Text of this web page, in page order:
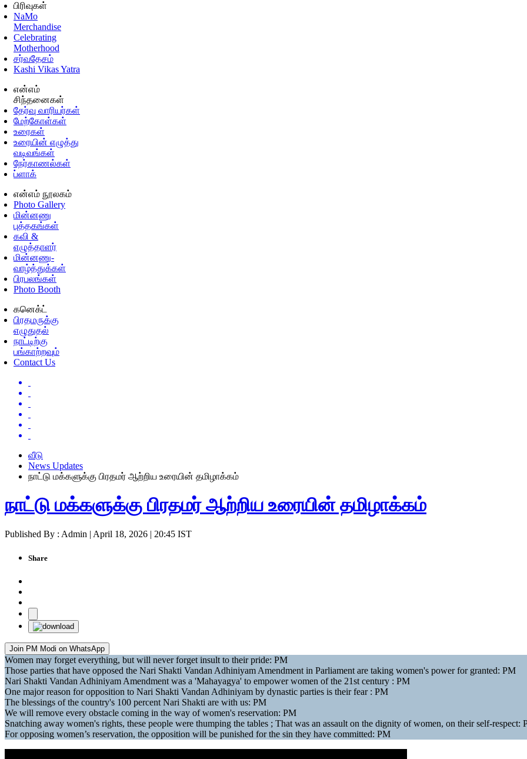
பிரிவுகள்
NaMo
Merchandise
Celebrating
Motherhood
சர்வதேசம்
Kashi Vikas Yatra
என்எம்
சிந்தனைகள்
தேர்வு வாரியர்கள்
மேற்கோள்கள்
உரைகள்
உரையின் எழுத்து
வடிவங்கள்
நேர்காணல்கள்
ப்ளாக்
என்எம் நூலகம்
Photo Gallery
மின்னணு
புத்தகங்கள்
கவி &
எழுத்தாளர்
மின்னணு-
வாழ்த்துக்கள்
பிரபலங்கள்
Photo Booth
கனெக்ட்
பிரதமருக்கு
எழுதுதல்
நாட்டிற்கு
பங்காற்றவும்
Contact Us
வீடு
News Updates
நாட்டு மக்களுக்கு பிரதமர் ஆற்றிய உரையின் தமிழாக்கம்
நாட்டு மக்களுக்கு பிரதமர் ஆற்றிய உரையின் தமிழாக்கம்
Published By : Admin | April 18, 2026 | 20:45 IST
Share
Join PM Modi on WhatsApp
Women may forget everything, but will never forget insult to their pride: PM
Those parties that have opposed the Nari Shakti Vandan Adhiniyam Amendment in Parliament are taking women's power for granted: PM
Nari Shakti Vandan Adhiniyam Amendment was a 'Mahayagya' to empower women of the 21st century : PM
One major reason for opposition to Nari Shakti Vandan Adhiniyam by dynastic parties is their fear : PM
The blessings of the country's 100 percent Nari Shakti are with us: PM
We will remove every obstacle coming in the way of women's reservation: PM
Snatching away women's rights, these people were thumping the tables ; That was an assault on the dignity of women, on their self-respect:
For opposing women’s reservation, the opposition will be punished for the sin they have committed: PM